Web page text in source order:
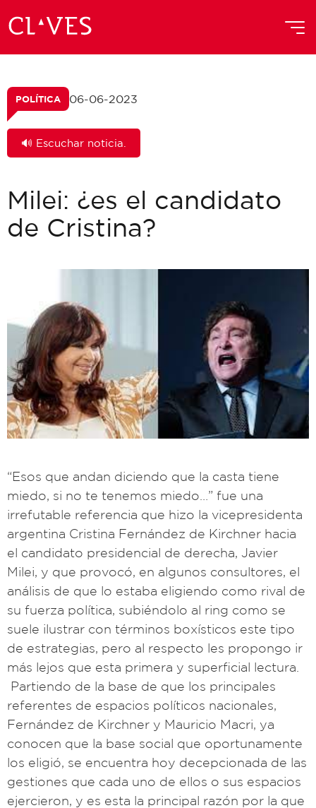
POLÍTICA 06-06-2023
🔊 Escuchar noticia.
Milei: ¿es el candidato
de Cristina?
“Esos que andan diciendo que la casta tiene
miedo, si no te tenemos miedo…” fue una
irrefutable referencia que hizo la vicepresidenta
argentina Cristina Fernández de Kirchner hacia
el candidato presidencial de derecha, Javier
Milei, y que provocó, en algunos consultores, el
análisis de que lo estaba eligiendo como rival de
su fuerza política, subiéndolo al ring como se
suele ilustrar con términos boxísticos este tipo
de estrategias, pero al respecto les propongo ir
más lejos que esta primera y superficial lectura.
Partiendo de la base de que los principales
referentes de espacios políticos nacionales,
Fernández de Kirchner y Mauricio Macri, ya
conocen que la base social que oportunamente
los eligió, se encuentra hoy decepcionada de las
gestiones que cada uno de ellos o sus espacios
ejercieron, y es esta la principal razón por la que